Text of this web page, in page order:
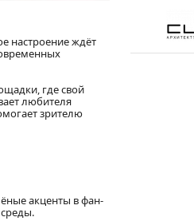
настроение ждёт
где свой
любителя
зрителю
акценты в фан-